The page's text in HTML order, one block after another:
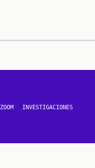
ZOOM INVESTIGACIONES